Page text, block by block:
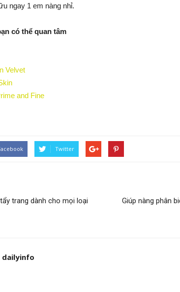
ngay 1 em nàng nhỉ.
có thể quan tâm
Velvet
and Fine
Twitter
trang dành cho mọi loại
Giúp nàng phân
dailyinfo